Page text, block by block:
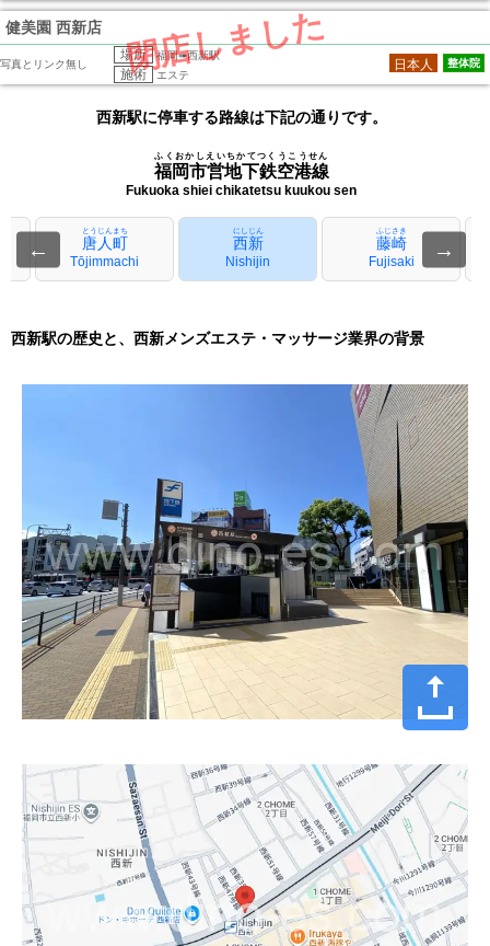
閉店しました
健美園 西新店
写真とリンク無し
場所 福岡➠西新駅
施術 エステ
整体院
日本人
西新駅に停車する路線は下記の通りです。
福岡市営地下鉄空港線
ふくおかしえいちかてつくうこうせん
Fukuoka shiei chikatetsu kuukou sen
← 唐人町
とうじんまち
Tōjimmachi
西新
にしじん
Nishijin
藤崎
ふじさき
Fujisaki
→
西新駅の歴史と、西新メンズエステ・マッサージ業界の背景